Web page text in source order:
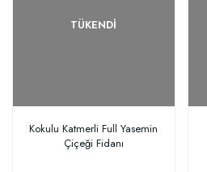
TÜKENDI
Kokulu Katmerli Full Yasemin
Çiçeği Fidanı